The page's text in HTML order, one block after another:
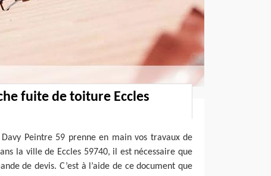
fuite de toiture Eccles
Peintre 59 prenne en main vos travaux de
la ville de Eccles 59740, il est nécessaire que
de devis. C’est à l’aide de ce document que